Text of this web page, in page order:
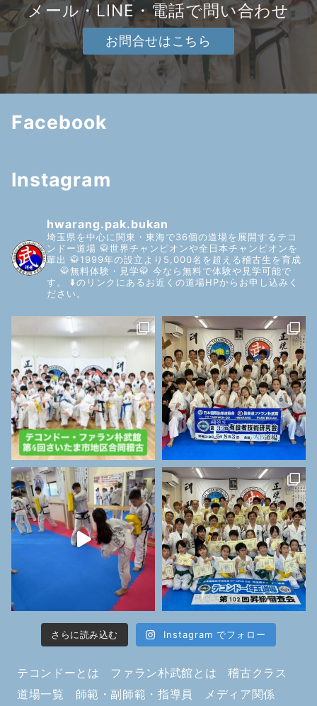
メール・LINE・電話で問い合わせ
お問合せはこちら
Facebook
Instagram
hwarang.pak.bukan
埼玉県を中心に関東・東海で36個の道場を展開するテコ
ンドー道場 🥋世界チャンピオンや全日本チャンピオンを
輩出 🥋1999年の設立より5,000名を超える稽古生を育成
🥋無料体験・見学🥋 今なら無料で体験や見学可能で
す。
⬇️のリンクにあるお近くの道場HPからお申し込みく
ださい。
さらに読み込む Instagram でフォロー
テコンドーとは ファラン朴武館とは
稽古クラス
道場一覧
師範・副師範・指導員 メディア関係